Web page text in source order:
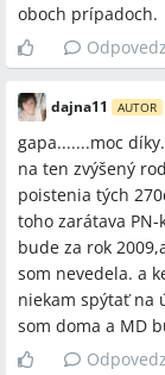
oboch prípadoch.
Odpovedz
dajna11 AUTOR
gapa.......moc
na ten zvýšený
poistenia tých
toho zarátava
bude za rok
som nevedela. a
niekam spýtať na
som doma a MD
Odpovedz